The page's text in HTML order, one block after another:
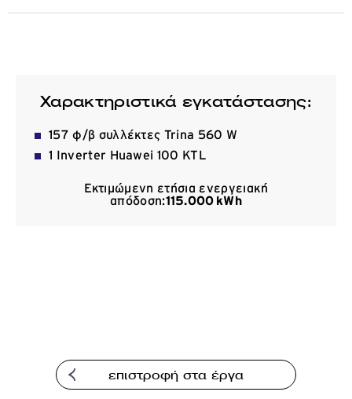
Επικοινωνία
Χαρακτηριστικά εγκατάστασης:
157 φ/β συλλέκτες Trina 560 W
1 Inverter Huawei 100 KTL
Εκτιμώμενη ετήσια ενεργειακή
απόδοση:115.000 kWh
επιστροφή στα έργα